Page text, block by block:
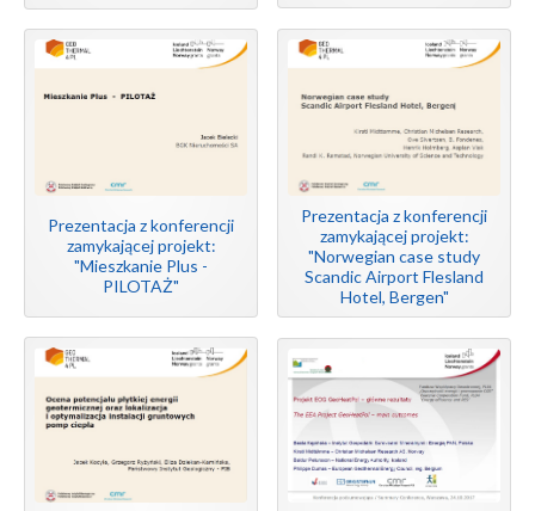
Prezentacja z konferencji
zamykającej projekt:
"Mieszkanie Plus -
PILOTAŻ"
Prezentacja z konferencji
zamykającej projekt:
"Norwegian case study
Scandic Airport Flesland
Hotel, Bergen"